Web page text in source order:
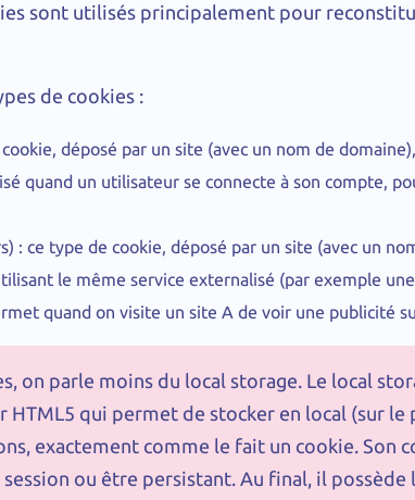
sont utilisés principalement pour
de cookies :
déposé par un site (avec un nom de
quand un utilisateur se connecte à son compte,
: ce type de cookie, déposé par un site (avec un
le même service externalisé (par exemple
quand on visite un site A de voir une publicité
on parle moins du local storage. Le local
qui permet de stocker en local (sur le
exactement comme le fait un cookie. Son
ou être persistant. Au final, il possède